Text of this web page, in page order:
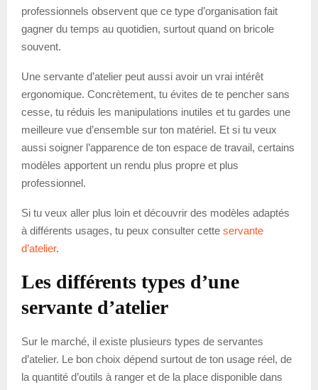
professionnels observent que ce type d’organisation fait
gagner du temps au quotidien, surtout quand on bricole
souvent.
Une servante d’atelier peut aussi avoir un vrai intérêt
ergonomique. Concrètement, tu évites de te pencher sans
cesse, tu réduis les manipulations inutiles et tu gardes une
meilleure vue d’ensemble sur ton matériel. Et si tu veux
aussi soigner l’apparence de ton espace de travail, certains
modèles apportent un rendu plus propre et plus
professionnel.
Si tu veux aller plus loin et découvrir des modèles adaptés
à différents usages, tu peux consulter cette servante
d’atelier.
Les différents types d’une
servante d’atelier
Sur le marché, il existe plusieurs types de servantes
d’atelier. Le bon choix dépend surtout de ton usage réel, de
la quantité d’outils à ranger et de la place disponible dans